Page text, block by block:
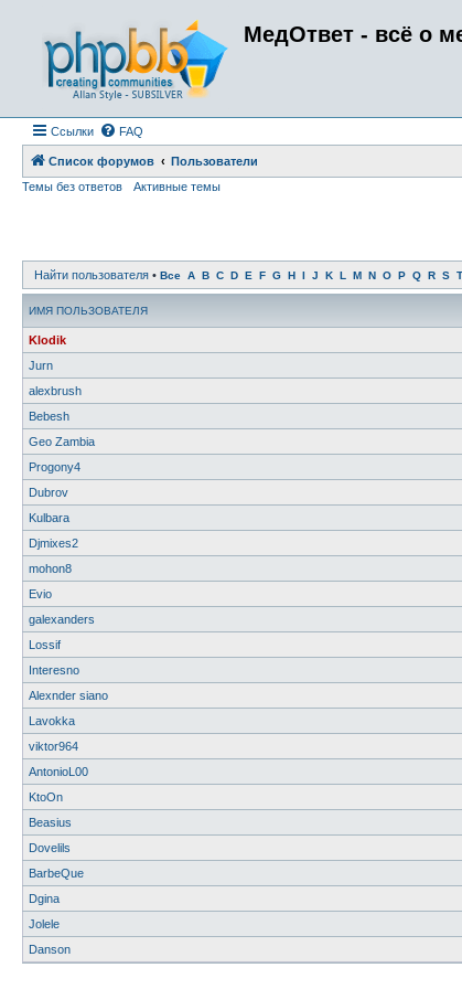
МедОтвет - всё о
Ссылки FAQ
Список форумов
Пользователи
Темы без ответов
Активные темы
Найти пользователя • Все A B C D E F G H I J K L M N O P Q R S T
ИМЯ ПОЛЬЗОВАТЕЛЯ
Klodik
Jurn
alexbrush
Bebesh
Geo Zambia
Progony4
Dubrov
Kulbara
Djmixes2
mohon8
Evio
galexanders
Lossif
Interesno
Alexnder siano
Lavokka
viktor964
AntonioL00
KtoOn
Beasius
Dovelils
BarbeQue
Dgina
Jolele
Danson